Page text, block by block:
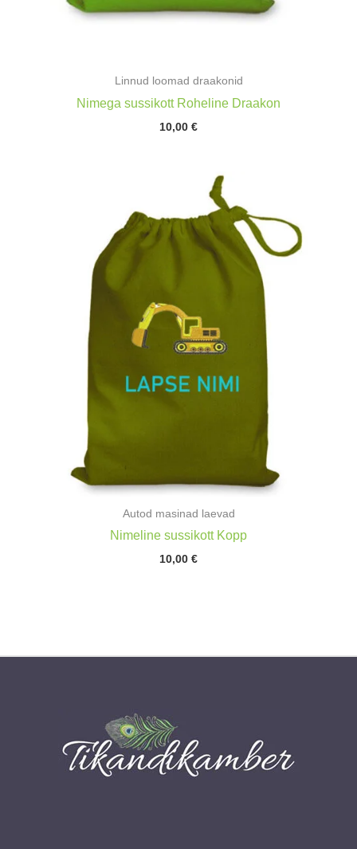
Linnud loomad draakonid
Nimega sussikott Roheline Draakon
10,00 €
Autod masinad laevad
Nimeline sussikott Kopp
10,00 €